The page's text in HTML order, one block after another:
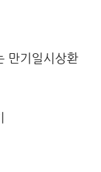
만기일시상환